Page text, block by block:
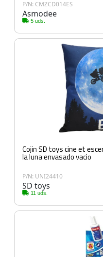
P/N: CMZCD014ES
Asmodee
5 uds.
Cojin SD toys cine et
la luna envasado vacio
P/N: UNI24410
SD toys
11 uds.